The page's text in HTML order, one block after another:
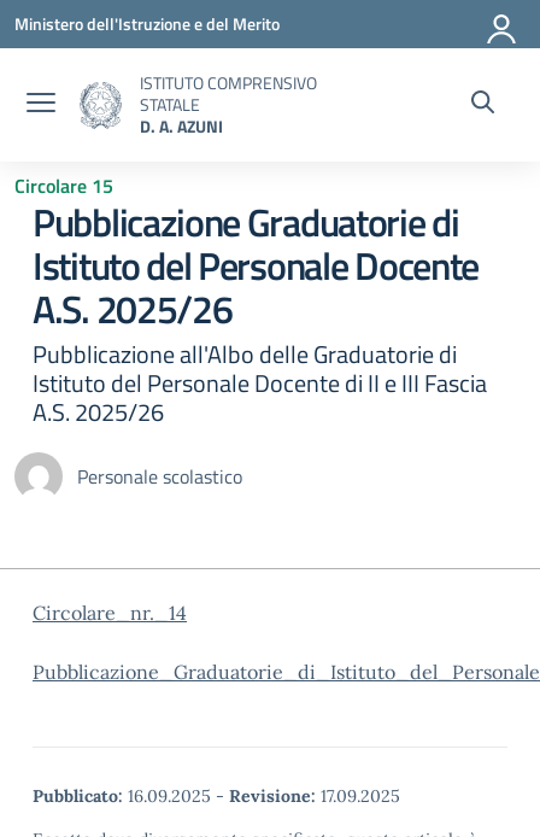
Vai ai contenuti
Vai al menu di navigazione
Vai al footer
Ministero dell'Istruzione e del Merito
ISTITUTO COMPRENSIVO
STATALE
D. A. AZUNI
Circolare 15
Pubblicazione Graduatorie di
Istituto del Personale Docente
A.S. 2025/26
Pubblicazione all'Albo delle Graduatorie di
Istituto del Personale Docente di II e III Fascia
A.S. 2025/26
Personale scolastico
Circolare_nr._14
Pubblicato: 16.09.2025 - Revisione: 17.09.2025